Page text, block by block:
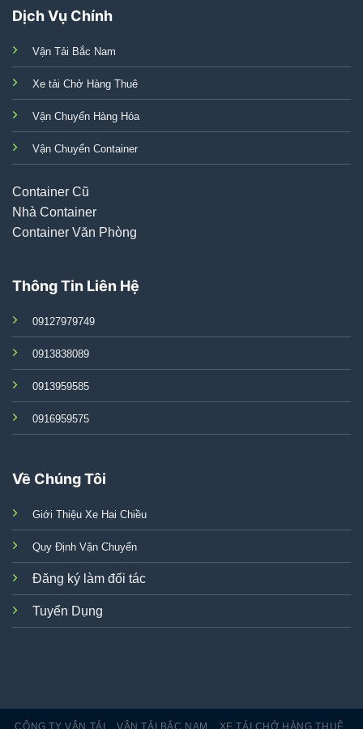
Dịch Vụ Chính
Vận Tải Bắc Nam
Xe tải Chở Hàng Thuê
Vận Chuyển Hàng Hóa
Vận Chuyển Container
Container Cũ
Nhà Container
Container Văn Phòng
Thông Tin Liên Hệ
09127979749
0913838089
0913959585
0916959575
Về Chúng Tôi
Giới Thiệu Xe Hai Chiều
Quy Định Vận Chuyển
Đăng ký làm đối tác
Tuyển Dụng
CÔNG TY VẬN TẢI VẬN TẢI BẮC NAM XE TẢI CHỞ HÀNG THUÊ